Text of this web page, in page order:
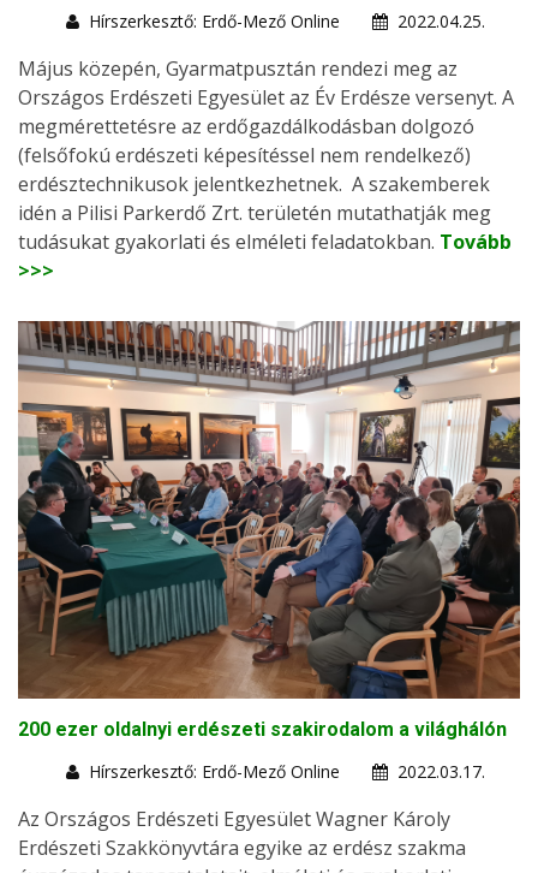
Hírszerkesztő: Erdő-Mező Online 2022.04.25.
Május közepén, Gyarmatpusztán rendezi meg az
Országos Erdészeti Egyesület az Év Erdésze versenyt. A
megmérettetésre az erdőgazdálkodásban dolgozó
(felsőfokú erdészeti képesítéssel nem rendelkező)
erdésztechnikusok jelentkezhetnek. A szakemberek
idén a Pilisi Parkerdő Zrt. területén mutathatják meg
tudásukat gyakorlati és elméleti feladatokban. Tovább
>>>
200 ezer oldalnyi erdészeti szakirodalom a világhálón
Hírszerkesztő: Erdő-Mező Online
2022.03.17.
Az Országos Erdészeti Egyesület Wagner Károly
Erdészeti Szakkönyvtára egyike az erdész szakma